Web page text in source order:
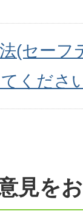
(セーフ
くださ
業・創
見を